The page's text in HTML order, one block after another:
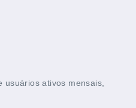
ativos mensais,